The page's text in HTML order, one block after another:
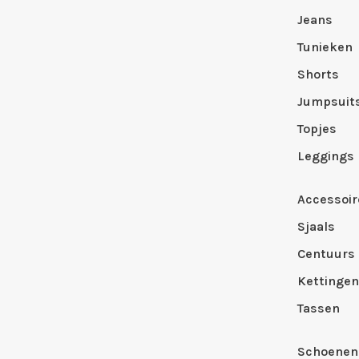
Jeans
Tunieken
Shorts
Topjes
Leggings
Sjaals
Centuurs
Kettingen
Tassen
Schoenen